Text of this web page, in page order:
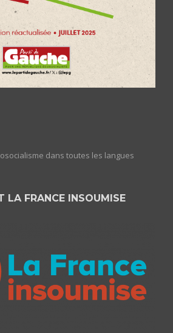
dans toutes les langues
LA FRANCE INSOUMISE